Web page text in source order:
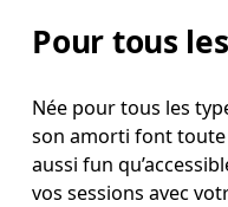
Pour tous
Née pour tous les
son amorti font
aussi fun
vos sessions avec